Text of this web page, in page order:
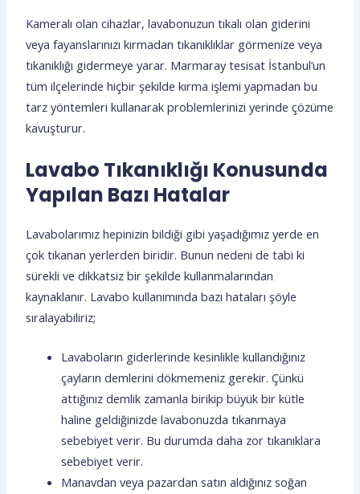
Kameralı olan cihazlar, lavabonuzun tıkalı olan giderini
veya fayanslarınızı kırmadan tıkanıklıklar görmenize veya
tıkanıklığı gidermeye yarar. Marmaray tesisat İstanbul’un
tüm ilçelerinde hiçbir şekilde kırma işlemi yapmadan bu
tarz yöntemleri kullanarak problemlerinizi yerinde çözüme
kavuşturur.
Lavabo Tıkanıklığı Konusunda
Yapılan Bazı Hatalar
Lavabolarımız hepinizin bildiği gibi yaşadığımız yerde en
çok tıkanan yerlerden biridir. Bunun nedeni de tabi ki
sürekli ve dikkatsiz bir şekilde kullanmalarından
kaynaklanır. Lavabo kullanımında bazı hataları şöyle
sıralayabiliriz;
Lavaboların giderlerinde kesinlikle kullandığınız
çayların demlerini dökmemeniz gerekir. Çünkü
attığınız demlik zamanla birikip büyük bir kütle
haline geldiğinizde lavabonuzda tıkanmaya
sebebiyet verir. Bu durumda daha zor tıkanıklara
sebebiyet verir.
Manavdan veya pazardan satın aldığınız soğan